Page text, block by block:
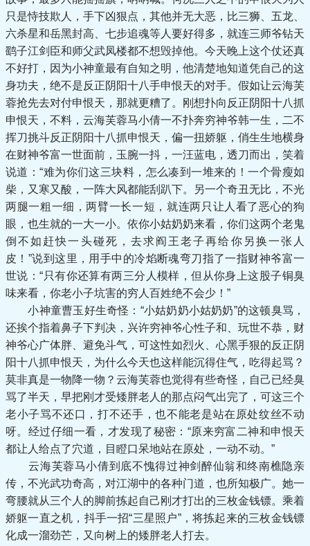
只是恃技欺人，手下凶狠点，其他并无大恶，比三狮、五龙、
六杀星和岳黑封高、七步追魂等人要好得多，就连三师爷钻天
鹞子江剑臣和师父武凤楼都不想毁掉他。今天晚上这个仗还真
不好打，因为小神童最有自知之明，他清楚地知道凭自己的这
身功夫，绝不是反正阴阳十八手申恨天的对手。假如让云海芙
蓉抢先去对付申恨天，那就更糟了。刚想扑向反正阴阳十八抓
申恨天，不料，云海芙蓉马小倩一不扑奔穷神爷韩一生，二不
挥刀挑斗反正阴阳十八抓申恨天，偏一扭娇躯，俏生生地横身
在财神爷富一世面前，玉腕一抖，一汪蓝电，透刀而出，笑着
说道：“难为你们这三块料，怎么凑到一堆来的！一个骨瘦如
柴，又寒又酸，一阵大风都能刮趴下。另一个奇丑无比，不光
两腿一粗一细，两臂一长一短，就连两只让人看了恶心的狗
眼，也生就的一大一小。依你小姑奶奶来看，你们这两个老鬼
倒不如赶快一头碰死，去求阎王老子再给你另换一张人
皮！”说到这里，用手中的冷焰断魂弯刀指了一指财神爷富一
世说：“只有你还算有两三分人模样，但从你身上这股子铜臭
味来看，你老小子坑害的穷人百姓绝不会少！”
小神童曹玉好生奇怪：“小姑奶奶小姑奶奶”的这顿臭骂，
还挨个指着鼻子下判决，兴许穷神爷心性子和、玩世不恭，财
神爷心广体胖、避免斗气，可这性如烈火、心黑手狠的反正阴
阳十八抓申恨天，为什么今天也这样能沉得住气，吃得起骂？
莫非真是一物降一物？云海芙蓉也觉得有些奇怪，自己已经臭
骂了半天，早把刚才受矮胖老人的那点闷气出完了，可这三个
老小子骂不还口，打不还手，也不能老是站在原处纹丝不动
呀。经过仔细一看，才发现了秘密：“原来穷富二神和申恨天
都让人给点了穴道，目瞪口呆地站在原处，一动不动。”
云海芙蓉马小倩到底不愧得过神剑醉仙翁和终南樵隐亲
传，不光武功奇高，对江湖中的各种门道，也所知极广。她一
弯腰就从三个人的脚前拣起自己刚才打出的三枚金钱镖。乘着
娇躯一直之机，抖手一招“三星照户”，将拣起来的三枚金钱镖
化成一溜劲芒，又向树上的矮胖老人打去。